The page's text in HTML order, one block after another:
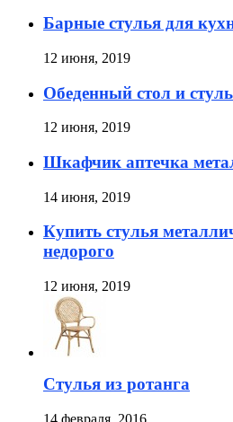
Барные стулья для
12 июня, 2019
Обеденный стол и
12 июня, 2019
Шкафчик аптечка
14 июня, 2019
Купить стулья
недорого
12 июня, 2019
Стулья из ротанга
14 февраля, 2016